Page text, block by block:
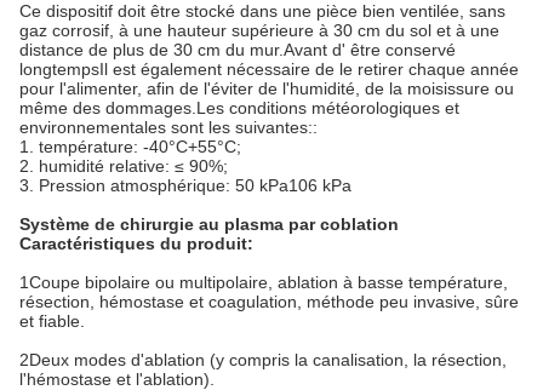
Ce dispositif doit être stocké dans une pièce bien ventilée, sans
gaz corrosif, à une hauteur supérieure à 30 cm du sol et à une
distance de plus de 30 cm du mur.Avant d' être conservé
longtempsIl est également nécessaire de le retirer chaque année
pour l'alimenter, afin de l'éviter de l'humidité, de la moisissure ou
même des dommages.Les conditions météorologiques et
environnementales sont les suivantes::
1. température: -40°C+55°C;
2. humidité relative: ≤ 90%;
3. Pression atmosphérique: 50 kPa106 kPa
Système de chirurgie au plasma par coblation
Caractéristiques du produit:
1Coupe bipolaire ou multipolaire, ablation à basse température,
résection, hémostase et coagulation, méthode peu invasive, sûre
et fiable.
2Deux modes d'ablation (y compris la canalisation, la résection,
l'hémostase et l'ablation).